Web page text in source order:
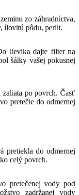
zo záhradníctva,
ílovitú pôdu, perlit.
lievika dajte filter na
šálky vašej pokusnej
po povrch. Časť
pretečie do odmernej
pretiekla do odmernej
celý povrch.
pretečenej vody pod
zadržanej vody